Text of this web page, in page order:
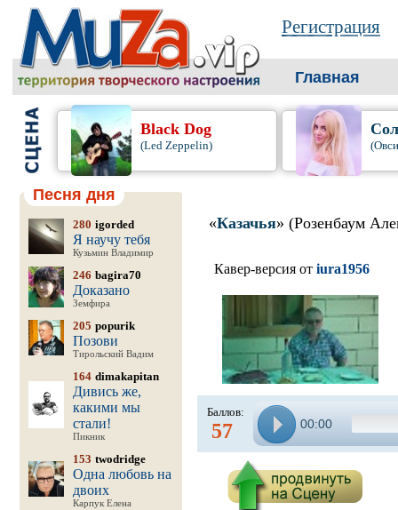
Регистрация
Главная
Black Dog
(Led Zeppelin)
Песня дня
280 igorded
Я научу тебя
Кузьмин Владимир
246 bagira70
Доказано
Земфира
205 popurik
Позови
Тирольский Вадим
164 dimakapitan
Дивись же,
какими мы
стали!
Пикник
153 twodridge
Одна любовь на
двоих
Карпук Елена
«Казачья» (Розенбаум
Кавер-версия от iura1956
Баллов:
57 00:00